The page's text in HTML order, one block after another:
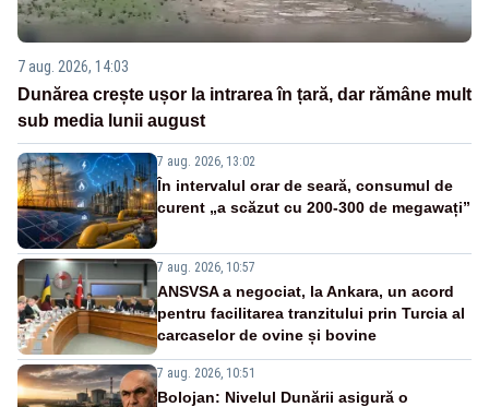
7 aug. 2026, 14:03
Dunărea crește ușor la intrarea în țară, dar rămâne mult
sub media lunii august
7 aug. 2026, 13:02
În intervalul orar de seară, consumul de
curent „a scăzut cu 200-300 de megawați”
7 aug. 2026, 10:57
ANSVSA a negociat, la Ankara, un acord
pentru facilitarea tranzitului prin Turcia al
carcaselor de ovine și bovine
7 aug. 2026, 10:51
Bolojan: Nivelul Dunării asigură o